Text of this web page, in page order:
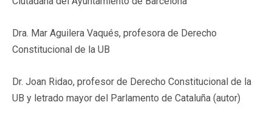
Dra. Mar Aguilera Vaqués, profesora de Derecho
Constitucional de la UB
Dr. Joan Ridao, profesor de Derecho Constitucional de la
UB y letrado mayor del Parlamento de Cataluña (autor)